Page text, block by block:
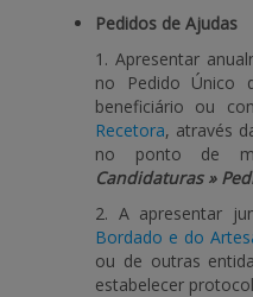
Pedidos de Ajudas
1. Apresentar
no Pedido Único
beneficiário ou
Recetora, através
no ponto de
Candidaturas »
2. A apresentar
Bordado e do
ou de outras
estabelecer